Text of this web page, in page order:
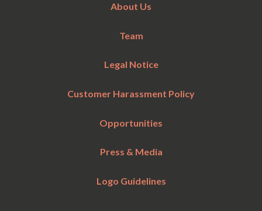
About Us
Team
Legal Notice
Customer Harassment Policy
Opportunities
Press & Media
Logo Guidelines